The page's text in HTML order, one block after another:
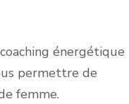
énergétique
permettre de
femme.